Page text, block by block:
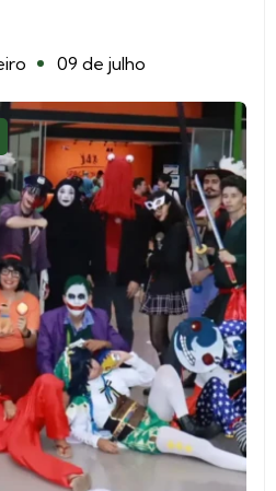
09 de julho